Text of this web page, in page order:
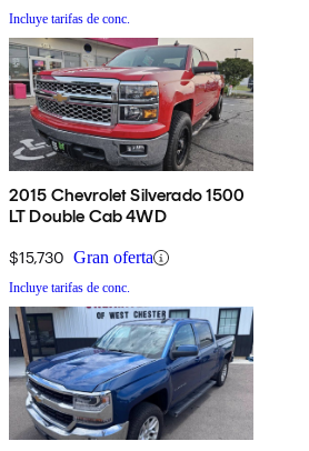
Incluye tarifas de conc.
2015 Chevrolet Silverado 1500
LT Double Cab 4WD
$15,730 Gran oferta
Incluye tarifas de conc.